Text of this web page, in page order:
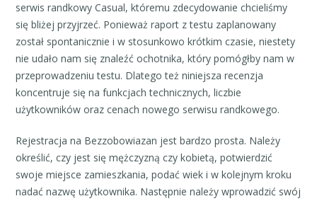
serwis randkowy Casual, któremu zdecydowanie chcieliśmy
się bliżej przyjrzeć. Ponieważ raport z testu zaplanowany
został spontanicznie i w stosunkowo krótkim czasie, niestety
nie udało nam się znaleźć ochotnika, który pomógłby nam w
przeprowadzeniu testu. Dlatego też niniejsza recenzja
koncentruje się na funkcjach technicznych, liczbie
użytkowników oraz cenach nowego serwisu randkowego.
Rejestracja na Bezzobowiazan jest bardzo prosta. Należy
określić, czy jest się mężczyzną czy kobietą, potwierdzić
swoje miejsce zamieszkania, podać wiek i w kolejnym kroku
nadać nazwę użytkownika. Następnie należy wprowadzić swój